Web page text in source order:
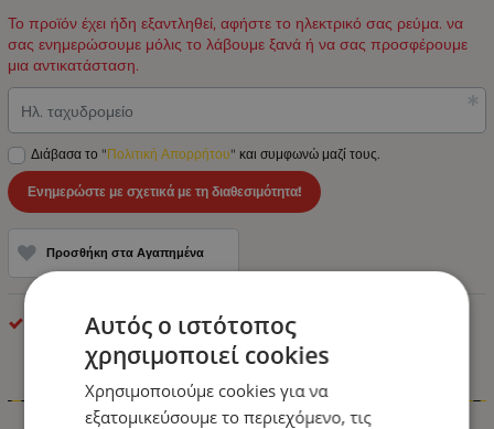
Το προϊόν έχει ήδη εξαντληθεί, αφήστε το ηλεκτρικό σας ρεύμα. να
σας ενημερώσουμε μόλις το λάβουμε ξανά ή να σας προσφέρουμε
μια αντικατάσταση.
Ηλ. ταχυδρομείο
Διάβασα το "Πολιτική Απορρήτου" και συμφωνώ μαζί τους.
Ενημερώστε με σχετικά με τη διαθεσιμότητα!
Προσθήκη στα Αγαπημένα
optonica
Πληροφορίες
Αυτός ο ιστότοπος
χρησιμοποιεί cookies
Χρησιμοποιούμε cookies για να
εξατομικεύσουμε το περιεχόμενο, τις